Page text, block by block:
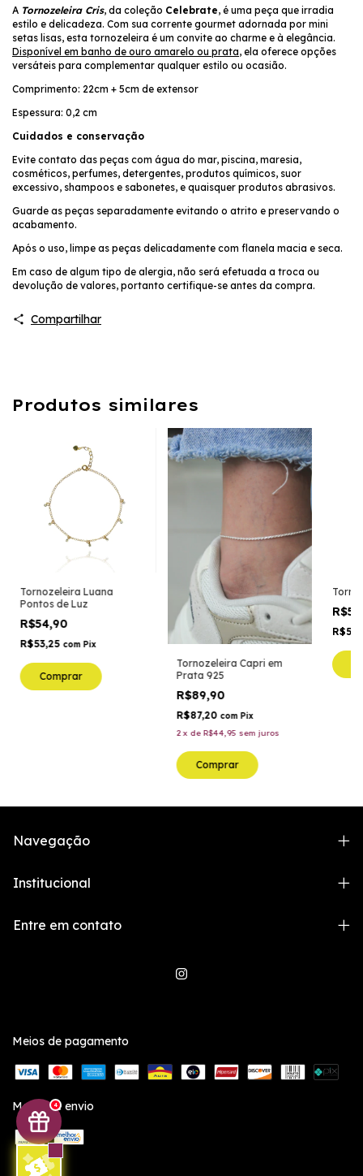
4
A Tornozeleira Cris, da coleção Celebrate, é uma peça que irradia
estilo e delicadeza. Com sua corrente gourmet adornada por mini
setas lisas, esta tornozeleira é um convite ao charme e à elegância.
Disponível em banho de ouro amarelo ou prata, ela oferece opções
versáteis para complementar qualquer estilo ou ocasião.
Comprimento: 22cm + 5cm de extensor
Espessura: 0,2 cm
Cuidados e conservação
Evite contato das peças com água do mar, piscina, maresia,
cosméticos, perfumes, detergentes, produtos químicos, suor
excessivo, shampoos e sabonetes, e quaisquer produtos abrasivos.
Guarde as peças separadamente evitando o atrito e preservando o
acabamento.
Após o uso, limpe as peças delicadamente com flanela macia e seca.
Em caso de algum tipo de alergia, não será efetuada a troca ou
devolução de valores, portanto certifique-se antes da compra.
Compartilhar
Produtos similares
Tornozeleira Luana
Pontos de Luz
R$54,90
R$53,25 com Pix
Comprar
Tornozeleira Capri em
Prata 925
R$89,90
R$87,20 com Pix
2 x de R$44,95 sem juros
Navegação
Institucional
Entre em contato
Meios de pagamento
Meios de envio